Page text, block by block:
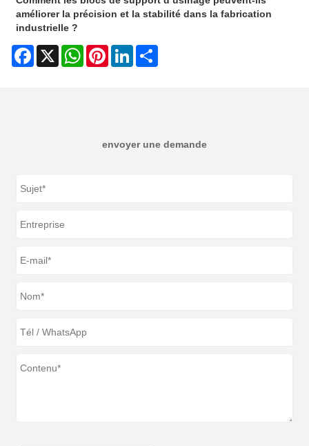
améliorer la précision et la stabilité dans la fabrication
industrielle ?
Facebook
X WhatsAppPinterestLinkedIn
envoyer une demande